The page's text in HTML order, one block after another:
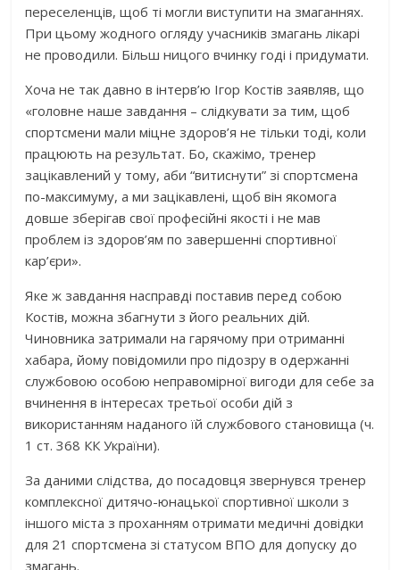
переселенців, щоб ті могли виступити на змаганнях.
При цьому жодного огляду учасників змагань лікарі
не проводили. Більш ницого вчинку годі і придумати.
Хоча не так давно в інтерв’ю Ігор Костів заявляв, що
«головне наше завдання – слідкувати за тим, щоб
спортсмени мали міцне здоров’я не тільки тоді, коли
працюють на результат. Бо, скажімо, тренер
зацікавлений у тому, аби “витиснути” зі спортсмена
по-максимуму, а ми зацікавлені, щоб він якомога
довше зберігав свої професійні якості і не мав
проблем із здоров’ям по завершенні спортивної
кар’єри».
Яке ж завдання насправді поставив перед собою
Костів, можна збагнути з його реальних дій.
Чиновника затримали на гарячому при отриманні
хабара, йому повідомили про підозру в одержанні
службовою особою неправомірної вигоди для себе за
вчинення в інтересах третьої особи дій з
використанням наданого їй службового становища (ч.
1 ст. 368 КК України).
За даними слідства, до посадовця звернувся тренер
комплексної дитячо-юнацької спортивної школи з
іншого міста з проханням отримати медичні довідки
для 21 спортсмена зі статусом ВПО для допуску до
змагань.